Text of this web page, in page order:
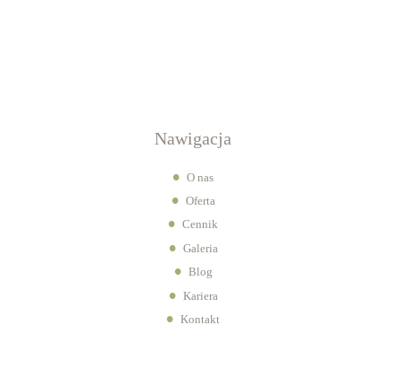
Nawigacja
O nas
Oferta
Cennik
Galeria
Blog
Kariera
Kontakt